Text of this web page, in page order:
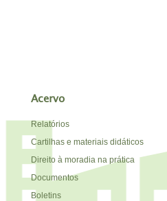
Acervo
Relatórios
Cartilhas e materiais didáticos
Direito à moradia na prática
Documentos
Boletins